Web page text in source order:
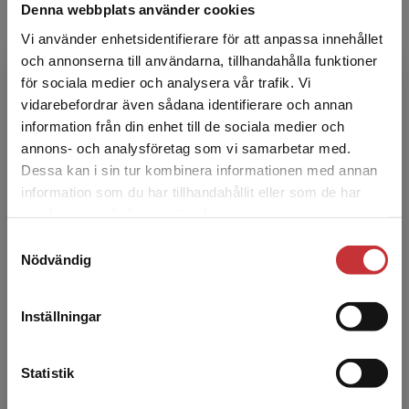
Denna webbplats använder cookies
Vi använder enhetsidentifierare för att anpassa innehållet
och annonserna till användarna, tillhandahålla funktioner
för sociala medier och analysera vår trafik. Vi
vidarebefordrar även sådana identifierare och annan
information från din enhet till de sociala medier och
annons- och analysföretag som vi samarbetar med.
Dessa kan i sin tur kombinera informationen med annan
information som du har tillhandahållit eller som de har
Nödvändig
Inställningar
Statistik
Begränsad fraktregion
Det verkar som att du besöker
studentlitteratur.se via en enhet utanför Sverige.
Vi erbjuder inte leveranser utanför Sverige. För
att kunna slutföra ett köp måste
Ewa Wigaeus Tornqvist
Ewa Wigaeus Tornqvist är professor vid
Kungliga Tekniska högskolan, Skolan för teknik